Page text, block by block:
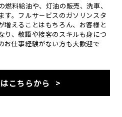
料給油や、灯油の販売、洗車、
す。フルサ－ビスのガソリンスタ
増えることはもちろん、お客様と
り、敬語や接客のスキルも身につ
お仕事経験がない方も大歓迎で
こちらから